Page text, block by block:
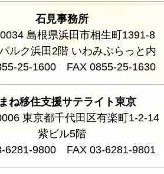
石見事務所
島根県浜田市相生町1391-8
ルク浜田2階 いわみぷらっと内
25-1600 FAX 0855-25-1630
ね移住支援サテライト東京
東京都千代田区有楽町1-2-14
紫ビル5階
6281-9800 FAX 03-6281-9801